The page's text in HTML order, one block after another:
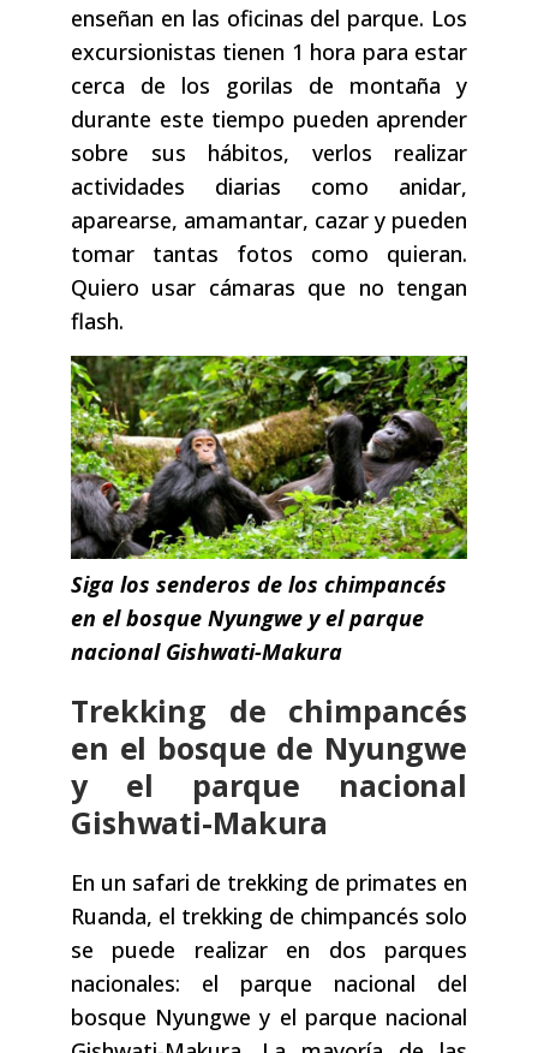
enseñan en las oficinas del parque. Los
excursionistas tienen 1 hora para estar
cerca de los gorilas de montaña y
durante este tiempo pueden aprender
sobre sus hábitos, verlos realizar
actividades diarias como anidar,
aparearse, amamantar, cazar y pueden
tomar tantas fotos como quieran.
Quiero usar cámaras que no tengan
flash.
Siga los senderos de los chimpancés
en el bosque Nyungwe y el parque
nacional Gishwati-Makura
Trekking de chimpancés
en el bosque de Nyungwe
y el parque nacional
Gishwati-Makura
En un safari de trekking de primates en
Ruanda, el trekking de chimpancés solo
se puede realizar en dos parques
nacionales: el parque nacional del
bosque Nyungwe y el parque nacional